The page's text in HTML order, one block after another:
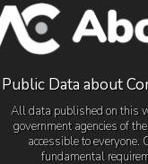
Public Data about
All data published on this
government agencies of
accessible to everyone.
fundamental